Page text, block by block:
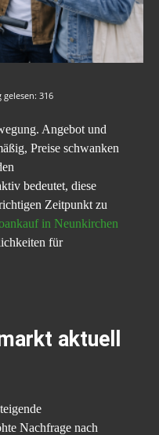
gelesen: 316
Angebot und
Preise schwanken
bedeutet, diese
Zeitpunkt zu
in Neunkirchen
für
aktuell
Nachfrage nach